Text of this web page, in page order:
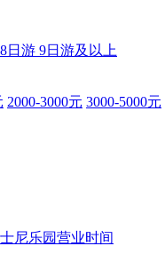
8日游 9日游及以上
2000-3000元 3000-5000元